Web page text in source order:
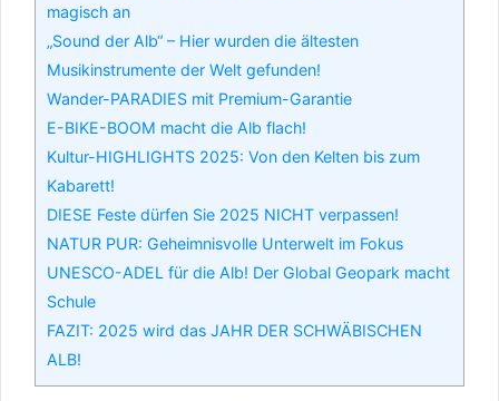
magisch an
„Sound der Alb“ – Hier wurden die ältesten
Musikinstrumente der Welt gefunden!
Wander-PARADIES mit Premium-Garantie
E-BIKE-BOOM macht die Alb flach!
Kultur-HIGHLIGHTS 2025: Von den Kelten bis zum
Kabarett!
DIESE Feste dürfen Sie 2025 NICHT verpassen!
NATUR PUR: Geheimnisvolle Unterwelt im Fokus
UNESCO-ADEL für die Alb! Der Global Geopark macht
Schule
FAZIT: 2025 wird das JAHR DER SCHWÄBISCHEN
ALB!